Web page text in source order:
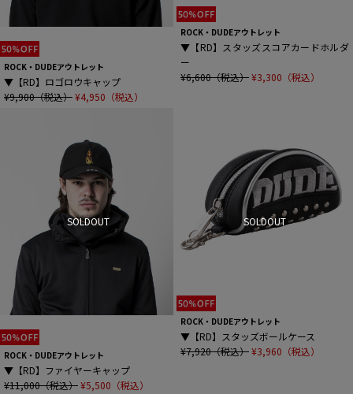
ROCK・DUDEアウトレット
▼【RD】ロゴロウキャップ
¥9,900（税込）¥4,950（税込）
ROCK・DUDEアウトレット
▼【RD】スタッズスコアカードホルダ
ー
¥6,600（税込）¥3,300（税込）
ROCK・DUDEアウトレット
SOLDOUT
▼【RD】ファイヤーキャップ
¥11,000（税込）¥5,500（税込）
ROCK・DUDEアウトレット
SOLDOUT
▼【RD】スタッズボールケース
¥7,920（税込）¥3,960（税込）